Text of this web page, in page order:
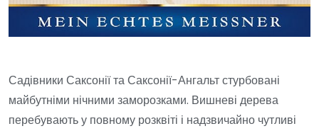
Садівники Саксонії та Саксонії-Ангальт стурбовані
майбутніми нічними заморозками. Вишневі дерева
перебувають у повному розквіті і надзвичайно чутливі